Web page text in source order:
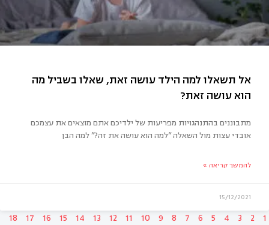
תשאלו למה הילד עושה זאת, שאלו בשביל מה
מתבוננים בהתנהגויות מפריעות של ילדיכם אתם מוצאים את עצמכם
אובדי עצות מול השאלה “למה הוא עושה את זה?” למה הבן
להמשך קריאה »
15/12/2021
1
2
3
4
5
6
7
8
9
10
11
12
13
14
15
16
17
18